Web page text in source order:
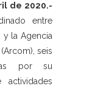
de 2020.-
entre
y la Agencia
seis
por su